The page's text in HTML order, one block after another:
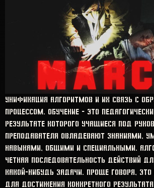
Унификация алгоритмов и их связь с
процессом. Обучение – это
результате которого учащиеся под
преподавателя овладевают знаниями,
навыками, общими и специальными.
четкая последовательность действий
какой-нибудь задачи. Проще говоря, это
для достижения конкретного